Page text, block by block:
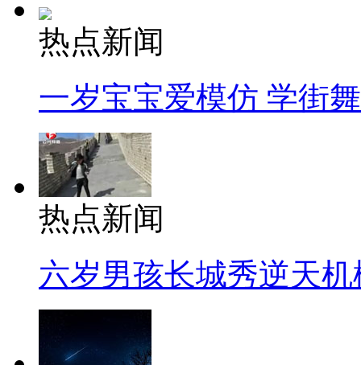
热点新闻
一岁宝宝爱模仿 学街
热点新闻
六岁男孩长城秀逆天机